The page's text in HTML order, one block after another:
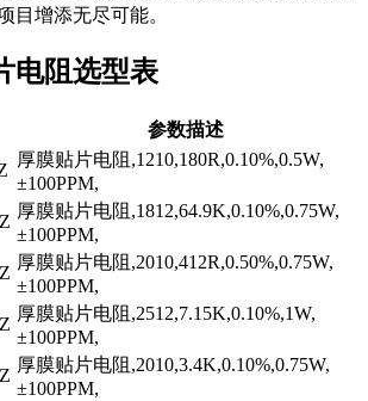
目增添无尽可能。
电阻选型表
参数描述
厚膜贴片电阻,1210,180R,0.10%,0.5W,
±100PPM,
厚膜贴片电阻,1812,64.9K,0.10%,0.75W,
±100PPM,
厚膜贴片电阻,2010,412R,0.50%,0.75W,
±100PPM,
厚膜贴片电阻,2512,7.15K,0.10%,1W,
±100PPM,
厚膜贴片电阻,2010,3.4K,0.10%,0.75W,
±100PPM,